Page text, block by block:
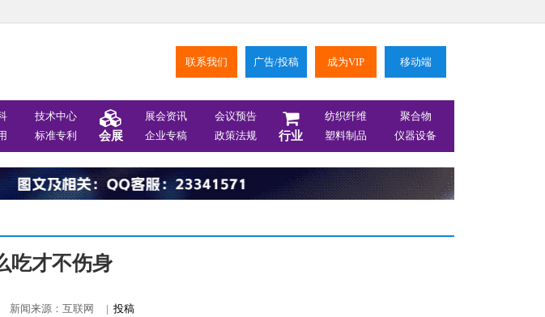
联系我们 广告/投稿 成为VIP 移动端
技术中心
标准专利 会展
展会资讯
会议预告
企业专稿
政策法规 行业
纺织纤维
聚合物
塑料制品
仪器设备
吃才不伤身
新闻来源：互联网 | 投稿